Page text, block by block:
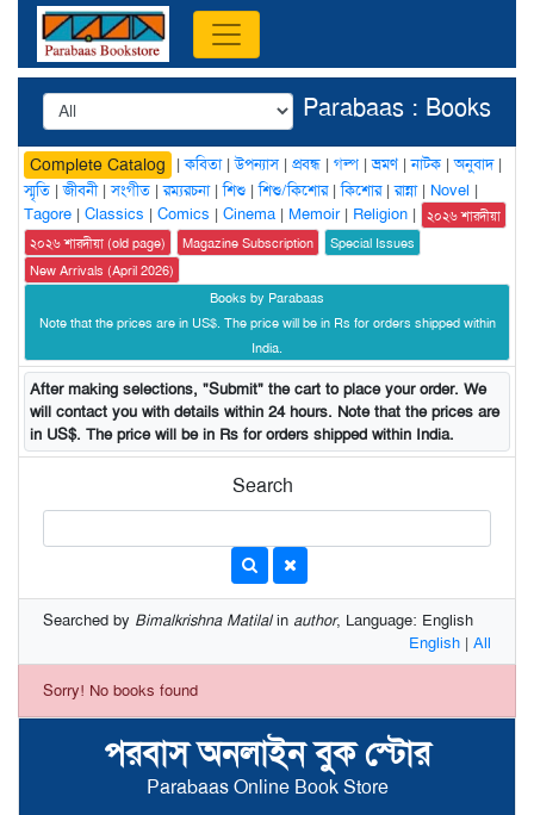
পরবাস অনলাইন বুক স্টোর
Parabaas Online Book Store
Parabaas : Books
Complete Catalog |কবিতা|উপন্যাস| প্রবন্ধ | গল্প |ভ্রমণ|নাটক |অনুবাদ|
স্মৃতি |জীবনী|সংগীত |রম্যরচনা|শিশু |শিশু/কিশোর|কিশোর|রান্না| Novel |
Tagore | Classics | Comics | Cinema | Memoir| Religion |
২০২৬ শারদীয়া
২০২৬ শারদীয়া (old page)
Magazine Subscription
Special Issues
New Arrivals (April 2026)
Books by Parabaas
Note that the prices are in US$. The price will be in Rs for orders shipped within
India.
After making selections, "Submit" the cart to place your order. We
will contact you with details within 24 hours. Note that the prices are
in US$. The price will be in Rs for orders shipped within India.
Search
Searched by Bimalkrishna Matilalin author, Language: English
English | All
Sorry! No books found